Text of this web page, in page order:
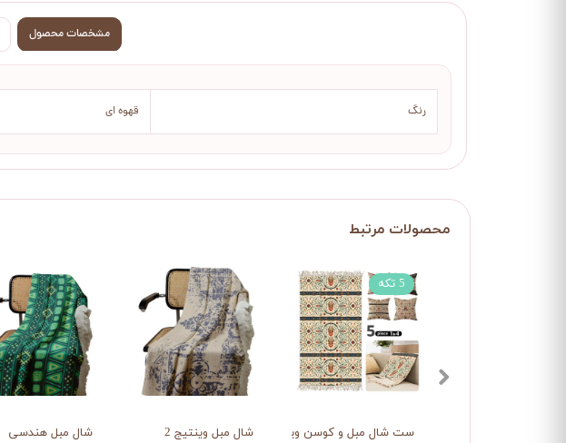
مشخصات محصول
رنگ قهوه ای
شال مبل هندسی شال مبل وینتیج 2 ست شال مبل و کوسن وینتیج
5 تکه